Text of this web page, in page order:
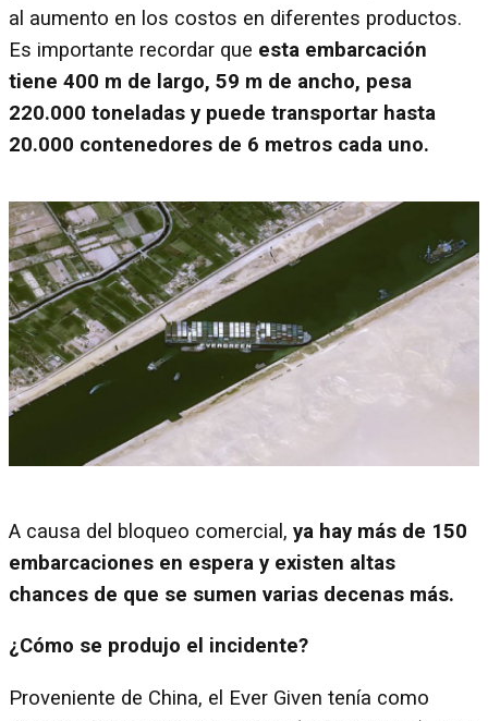
al aumento en los costos en diferentes productos.
Es importante recordar que esta embarcación
tiene 400 m de largo, 59 m de ancho, pesa
220.000 toneladas y puede transportar hasta
20.000 contenedores de 6 metros cada uno.
A causa del bloqueo comercial, ya hay más de 150
embarcaciones en espera y existen altas
chances de que se sumen varias decenas más.
¿Cómo se produjo el incidente?
Proveniente de China, el Ever Given tenía como